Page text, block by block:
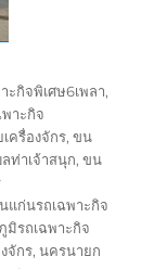
ะกิจพิเศษ6เพลา,
าะกิจ
ครื่องจักร,ขน
ท่าเจ้าสนุก,ขน
แก่นรถเฉพาะกิจ
มิรถเฉพาะกิจ
จักร,นครนายก